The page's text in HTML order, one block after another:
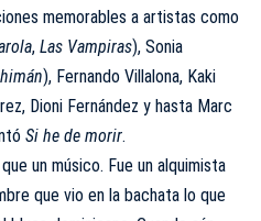
memorables a artistas como
, Las Vampiras), Sonia
), Fernando Villalona, Kaki
Dioni Fernández y hasta Marc
Si he de morir.
un músico. Fue un alquimista
que vio en la bachata lo que